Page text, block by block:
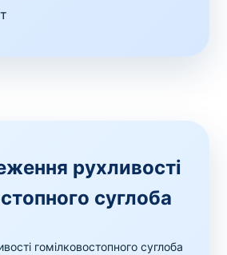
рухливості
суглоба
гомілковостопного суглоба